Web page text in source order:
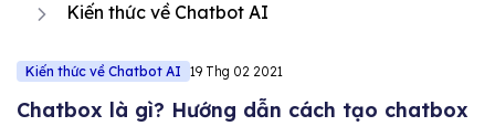
Kiến thức về Chatbot AI
Kiến thức về Chatbot AI 19 Thg 02 2021
Chatbox là gì? Hướng dẫn cách tạo chatbox